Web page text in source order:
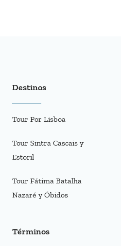
Destinos
Tour Por Lisboa
Tour Sintra Cascais y
Estoril
Tour Fátima Batalha
Nazaré y Óbidos
Términos